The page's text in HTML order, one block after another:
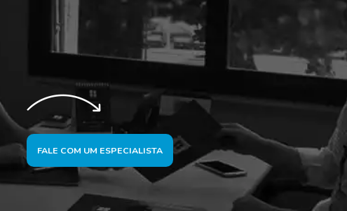
FALE COM UM ESPECIALISTA